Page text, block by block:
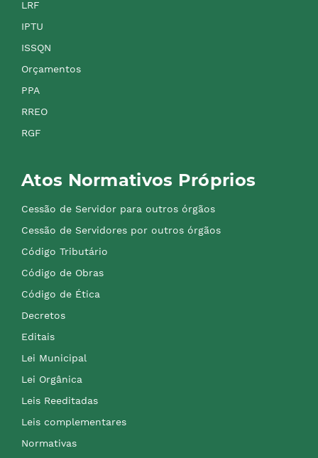
LRF
IPTU
ISSQN
Orçamentos
PPA
RREO
RGF
Atos Normativos Próprios
Cessão de Servidor para outros órgãos
Cessão de Servidores por outros órgãos
Código Tributário
Código de Obras
Código de Ética
Decretos
Editais
Lei Municipal
Lei Orgânica
Leis Reeditadas
Leis complementares
Normativas